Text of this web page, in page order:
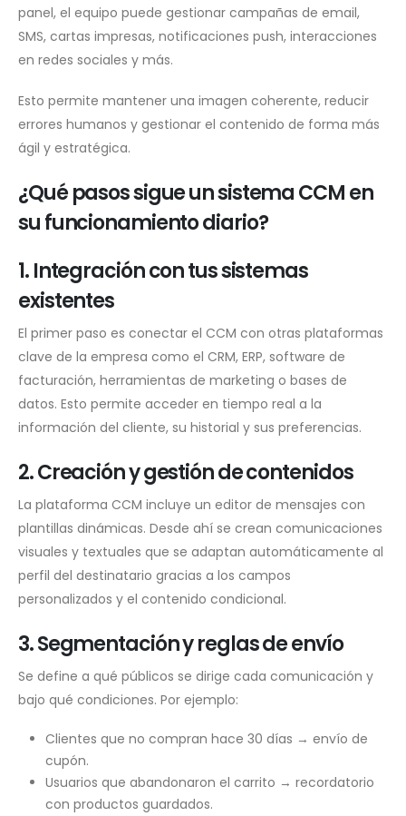
panel, el equipo puede gestionar campañas de email,
SMS, cartas impresas, notificaciones push, interacciones
en redes sociales y más.
Esto permite mantener una imagen coherente, reducir
errores humanos y gestionar el contenido de forma más
ágil y estratégica.
¿Qué pasos sigue un sistema CCM en
su funcionamiento diario?
1. Integración con tus sistemas
existentes
El primer paso es conectar el CCM con otras plataformas
clave de la empresa como el CRM, ERP, software de
facturación, herramientas de marketing o bases de
datos. Esto permite acceder en tiempo real a la
información del cliente, su historial y sus preferencias.
2. Creación y gestión de contenidos
La plataforma CCM incluye un editor de mensajes con
plantillas dinámicas. Desde ahí se crean comunicaciones
visuales y textuales que se adaptan automáticamente al
perfil del destinatario gracias a los campos
personalizados y el contenido condicional.
3. Segmentación y reglas de envío
Se define a qué públicos se dirige cada comunicación y
bajo qué condiciones. Por ejemplo:
Clientes que no compran hace 30 días → envío de
cupón.
Usuarios que abandonaron el carrito → recordatorio
con productos guardados.